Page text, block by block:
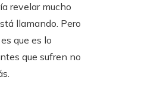
revelar mucho
llamando. Pero
que es lo
que sufren no